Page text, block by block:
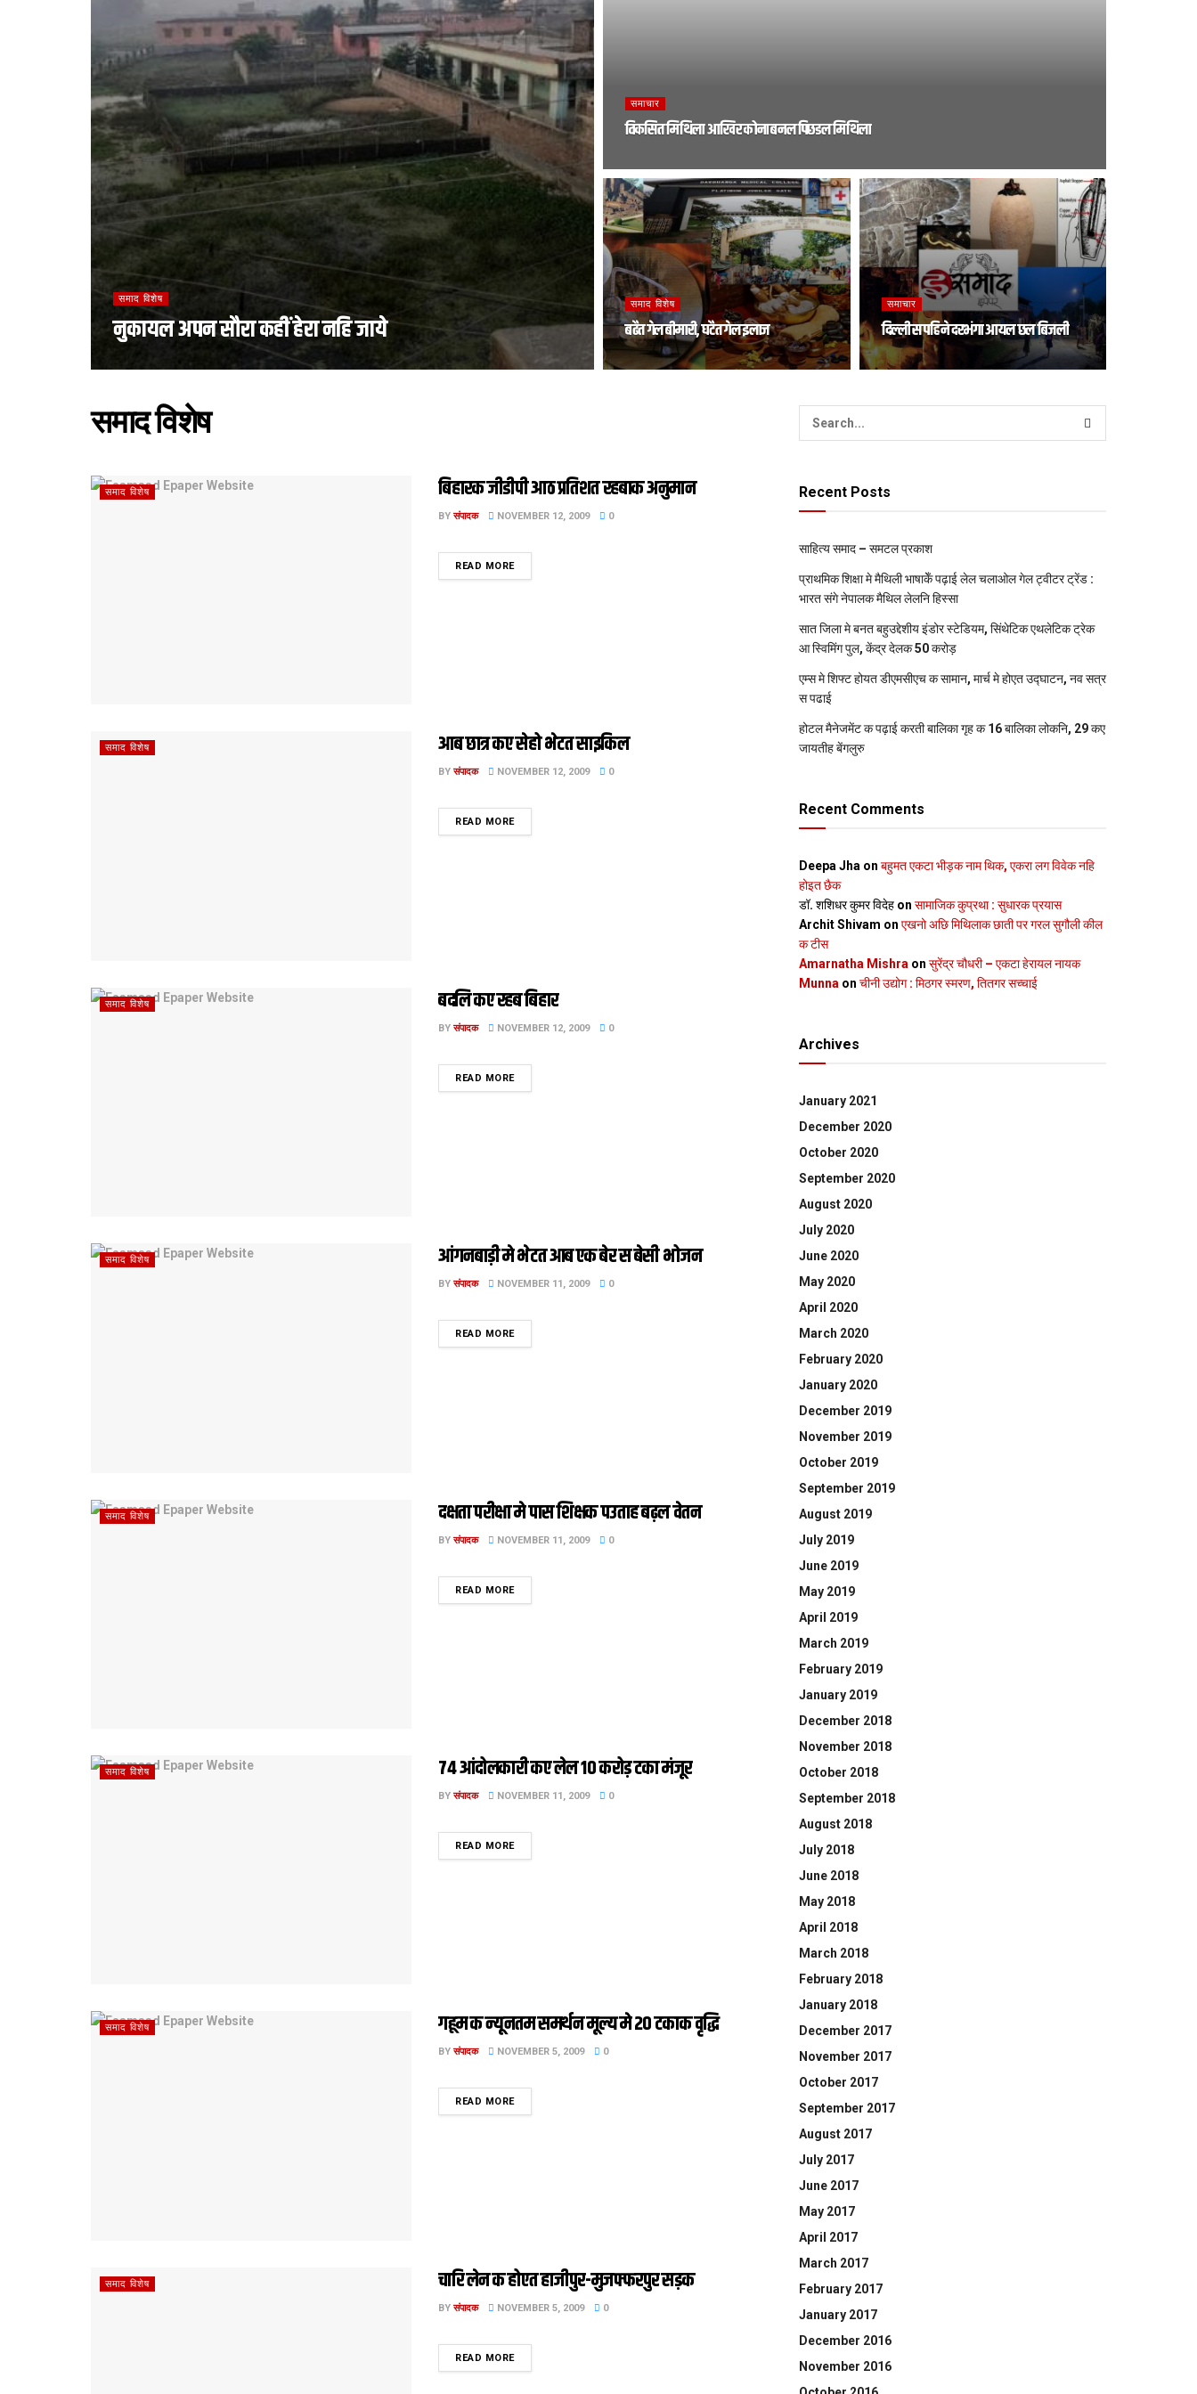
समाद विशेष
नुकायल अपन सौरा कहीं हेरा नहि जाये
समाचार
विकसित मिथिला आखिर कोना बनल पिछडल मिथिला
समाद विशेष
बढैत गेल बीमारी, घटैत गेल इलाज
समाचार
दिल्‍ली स पहिने दरभंगा आयल छल बिजली
समाद विशेष
समाद विशेष बिहारक जीडीपी आठ प्रतिशत रहबाक अनुमान
BY संपादक NOVEMBER 12, 2009 0
READ MOREDETAILS
समाद विशेष आब छात्र कए सेहो भेटत साइकिल
BY संपादक NOVEMBER 12, 2009 0
READ MOREDETAILS
समाद विशेष बदलि कए रहब बिहार
BY संपादक NOVEMBER 12, 2009 0
READ MOREDETAILS
समाद विशेष आंगनबाड़ी मे भेटत आब एक बेर स बेसी भोजन
BY संपादक NOVEMBER 11, 2009 0
READ MOREDETAILS
समाद विशेष दक्षता परीक्षा मे पास शिक्षक पउताह बढ़ल वेतन
BY संपादक NOVEMBER 11, 2009 0
READ MOREDETAILS
समाद विशेष 74 आंदोलकारी कए लेल 10 करोड़ टका मंजूर
BY संपादक NOVEMBER 11, 2009 0
READ MOREDETAILS
समाद विशेष गहूम क न्यूनतम समर्थन मूल्य मे 20 टकाक वृद्धि
BY संपादक NOVEMBER 5, 2009 0
READ MOREDETAILS
समाद विशेष चारि लेन क होएत हाजीपुर-मुजफ्फरपुर सड़क
BY संपादक NOVEMBER 5, 2009 0
READ MOREDETAILS
Recent Posts
साहित्य समाद – समटल प्रकाश
प्राथमिक शि‍क्षा मे मैथि‍ली भाषाकेँ पढ़ाई लेल चलाओल गेल ट्वीटर ट्रेंड :
भारत संगे नेपालक मैथिल लेलनि हिस्सा
सात जिला मे बनत बहुउद्देशीय इंडोर स्‍टेडि‍यम, सिंथेटिक एथलेटिक ट्रेक
आ स्विमिंग पुल, केंद्र देलक 50 करोड़
एम्स मे शिफ्ट होयत डीएमसीएच क सामान, मार्च मे होएत उद्घाटन, नव सत्र
स पढाई
होटल मैनेजमेंट क पढ़ाई करती बालिका गृह क 16 बालिका लोकनि, 29 कए
जायतीह बेंगलुरु
Recent Comments
Deepa Jha on बहुमत एकटा भीड़क नाम थिक, एकरा लग विवेक नहि
होइत छैक
डॉ. शशिधर कुमर विदेह on सामाजिक कुप्रथा : सुधारक प्रयास
Archit Shivam on एखनो अछि मिथिलाक छाती पर गरल सुगौली कील
क टीस
Amarnatha Mishra on सुरेंद्र चौधरी – एकटा हेरायल नायक
Munna on चीनी उद्योग : मिठगर स्‍मरण, तितगर सच्‍चाई
Archives
January 2021
December 2020
October 2020
September 2020
August 2020
July 2020
June 2020
May 2020
April 2020
March 2020
February 2020
January 2020
December 2019
November 2019
October 2019
September 2019
August 2019
July 2019
June 2019
May 2019
April 2019
March 2019
February 2019
January 2019
December 2018
November 2018
October 2018
September 2018
August 2018
July 2018
June 2018
May 2018
April 2018
March 2018
February 2018
January 2018
December 2017
November 2017
October 2017
September 2017
August 2017
July 2017
June 2017
May 2017
April 2017
March 2017
February 2017
January 2017
December 2016
November 2016